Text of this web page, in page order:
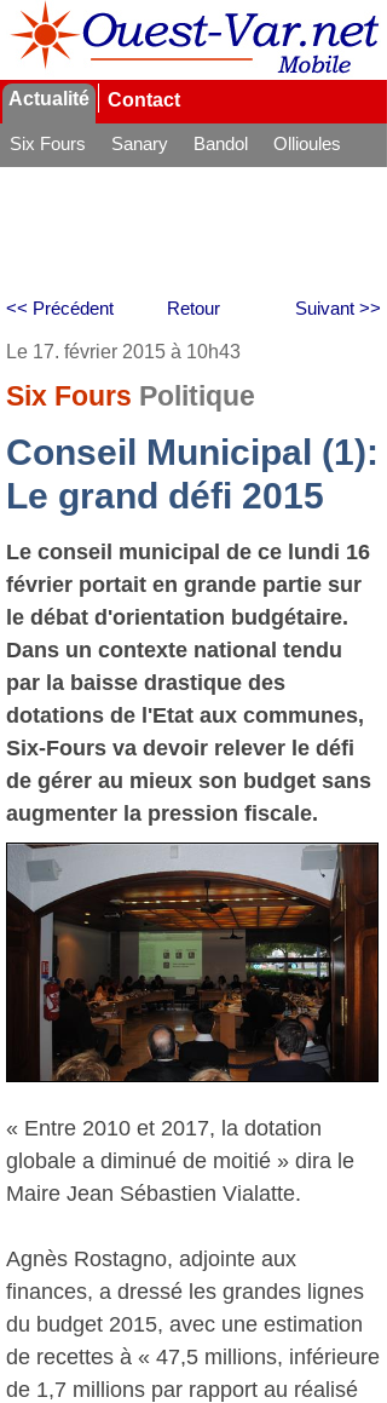
Actualité Contact
Six Fours Sanary Bandol
Ollioules
Retour
<< Précédent Suivant >>
Le 17. février 2015 à 10h43
Six Fours Politique
Conseil Municipal (1):
Le grand défi 2015
Le conseil municipal de ce lundi 16
février portait en grande partie sur
le débat d'orientation budgétaire.
Dans un contexte national tendu
par la baisse drastique des
dotations de l'Etat aux communes,
Six-Fours va devoir relever le défi
de gérer au mieux son budget sans
augmenter la pression fiscale.
« Entre 2010 et 2017, la dotation
globale a diminué de moitié » dira le
Maire Jean Sébastien Vialatte.
Agnès Rostagno, adjointe aux
finances, a dressé les grandes lignes
du budget 2015, avec une estimation
de recettes à « 47,5 millions, inférieure
de 1,7 millions par rapport au réalisé